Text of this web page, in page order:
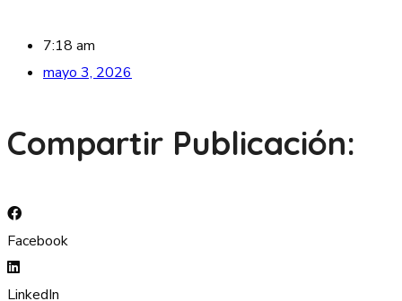
7:18 am
mayo 3, 2026
Compartir Publicación:
Facebook
LinkedIn